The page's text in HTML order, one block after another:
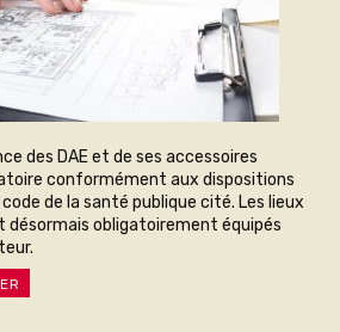
des DAE et de ses accessoires
conformément aux dispositions
code de la santé publique cité. Les lieux
désormais obligatoirement équipés